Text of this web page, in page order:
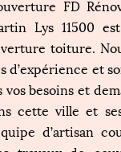
FD
Lys 11500
toiture.
d’expérience et
besoins et
cette ville et
d’artisan